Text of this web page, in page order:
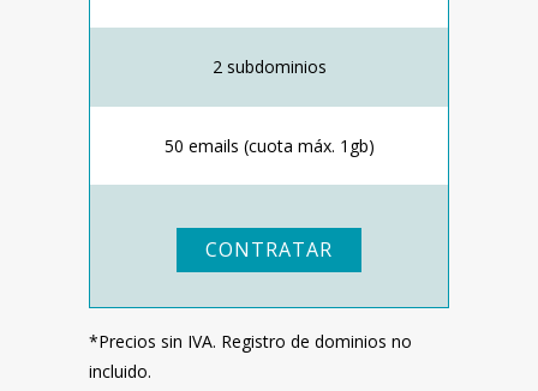
2 subdominios
50 emails (cuota máx. 1gb)
CONTRATAR
*Precios sin IVA. Registro de dominios no
incluido.